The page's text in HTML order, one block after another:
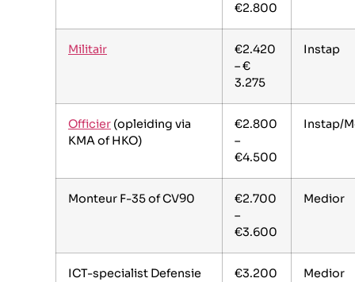
€2.800
Militair
€2.420
– €
3.275
Instap
Officier (opleiding via
KMA of HKO)
€2.800
–
€4.500
Instap/
Monteur F-35 of CV90
€2.700
–
€3.600
Medior
ICT-specialist Defensie
€3.200
Medior